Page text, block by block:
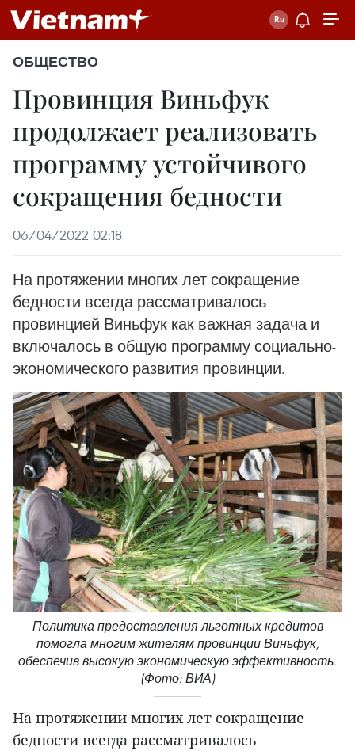
ОБЩЕСТВО
Провинция Виньфук
продолжает реализовать
программу устойчивого
сокращения бедности
06/04/2022 02:18
На протяжении многих лет сокращение
бедности всегда рассматривалось
провинцией Виньфук как важная задача и
включалось в общую программу социально-
экономического развития провинции.
Политика предоставления льготных кредитов
помогла многим жителям провинции Виньфук,
обеспечив высокую экономическую эффективность.
(Фото: ВИА)
На протяжении многих лет сокращение
бедности всегда рассматривалось